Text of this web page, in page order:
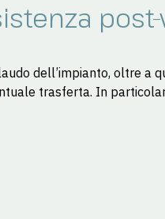
dell’impianto, oltre
trasferta. In